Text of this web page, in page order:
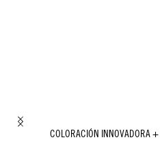
COLORACIÓN INNOVADORA